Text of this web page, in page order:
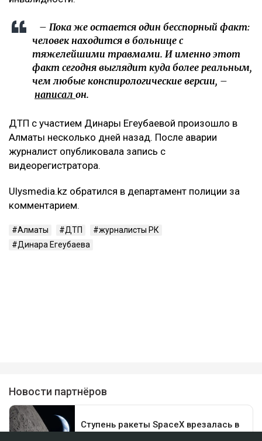
– Пока же остается один бесспорный факт:
человек находится в больнице с
тяжелейшими травмами. И именно этот
факт сегодня выглядит куда более реальным,
чем любые конспирологические версии, –
написал он.
ДТП с участием Динары Егеубаевой произошло в
Алматы несколько дней назад. После аварии
журналист опубликовала запись с
видеорегистратора.
Ulysmedia.kz обратился в департамент полиции за
комментарием.
Алматы ДТП
журналисты РК
Динара Егеубаева